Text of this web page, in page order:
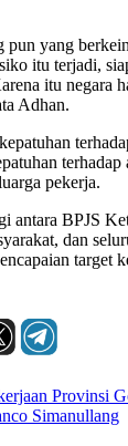
pun yang
itu terjadi,
itu negara
Adhan.
terhadap
pekerja.
antara BPJS
dan
target
Provinsi
Simanullang